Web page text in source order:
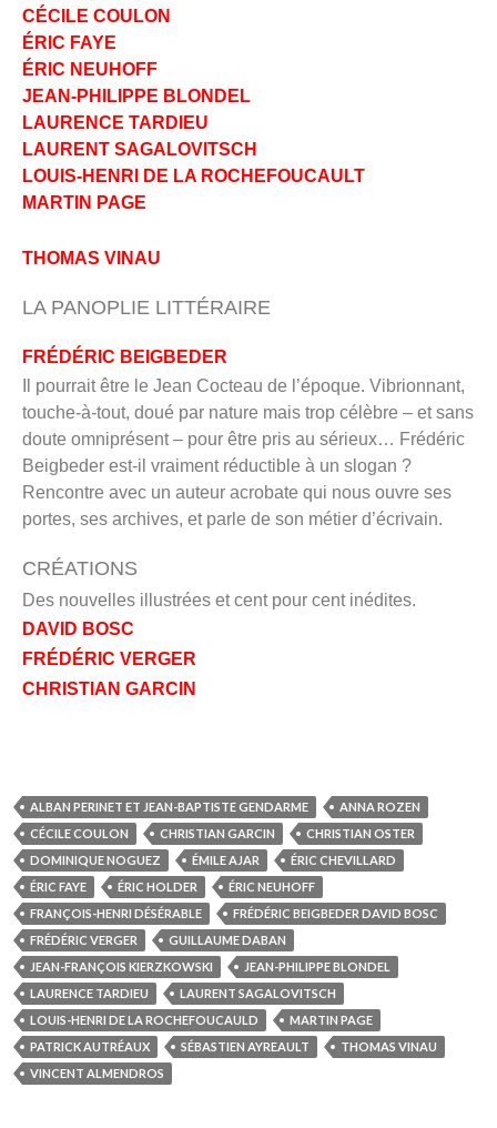
CÉCILE COULON
ÉRIC FAYE
ÉRIC NEUHOFF
JEAN-PHILIPPE BLONDEL
LAURENCE TARDIEU
LAURENT SAGALOVITSCH
LOUIS-HENRI DE LA ROCHEFOUCAULT
MARTIN PAGE
THOMAS VINAU
LA PANOPLIE LITTÉRAIRE
FRÉDÉRIC BEIGBEDER
Il pourrait être le Jean Cocteau de l’époque. Vibrionnant,
touche-à-tout, doué par nature mais trop célèbre – et sans
doute omniprésent – pour être pris au sérieux… Frédéric
Beigbeder est-il vraiment réductible à un slogan ?
Rencontre avec un auteur acrobate qui nous ouvre ses
portes, ses archives, et parle de son métier d’écrivain.
CRÉATIONS
Des nouvelles illustrées et cent pour cent inédites.
DAVID BOSC
FRÉDÉRIC VERGER
CHRISTIAN GARCIN
ALBAN PERINET ET JEAN-BAPTISTE GENDARME
ANNA ROZEN
CÉCILE COULON
CHRISTIAN GARCIN
CHRISTIAN OSTER
DOMINIQUE NOGUEZ
ÉMILE AJAR
ÉRIC CHEVILLARD
ÉRIC FAYE
ÉRIC HOLDER
ÉRIC NEUHOFF
FRANÇOIS-HENRI DÉSÉRABLE
FRÉDÉRIC BEIGBEDER DAVID BOSC
FRÉDÉRIC VERGER
GUILLAUME DABAN
JEAN-FRANÇOIS KIERZKOWSKI
JEAN-PHILIPPE BLONDEL
LAURENCE TARDIEU
LAURENT SAGALOVITSCH
LOUIS-HENRI DE LA ROCHEFOUCAULD
MARTIN PAGE
PATRICK AUTRÉAUX
SÉBASTIEN AYREAULT
THOMAS VINAU
VINCENT ALMENDROS